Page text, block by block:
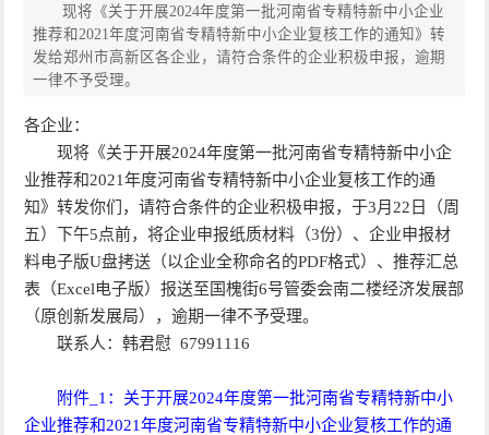
现将《关于开展2024年度第一批河南省专精特新中小企业
推荐和2021年度河南省专精特新中小企业复核工作的通知》转
发给郑州市高新区各企业，请符合条件的企业积极申报，逾期
一律不予受理。
各企业：
现将《关于开展2024年度第一批河南省专精特新中小企
业推荐和2021年度河南省专精特新中小企业复核工作的通
知》转发你们，请符合条件的企业积极申报，于3月22日（周
五）下午5点前，将企业申报纸质材料（3份）、企业申报材
料电子版U盘拷送（以企业全称命名的PDF格式）、推荐汇总
表（Excel电子版）报送至国槐街6号管委会南二楼经济发展部
（原创新发展局），逾期一律不予受理。
联系人：韩君慰 67991116
附件_1：关于开展2024年度第一批河南省专精特新中小
企业推荐和2021年度河南省专精特新中小企业复核工作的通